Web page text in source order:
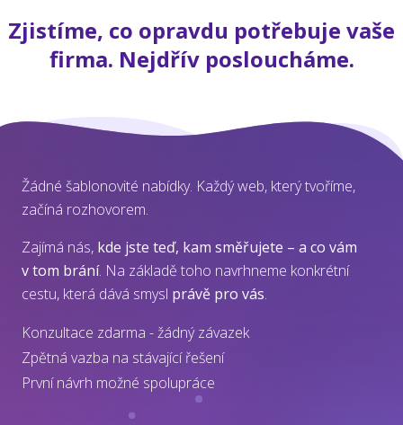
Zjistíme, co opravdu potřebuje vaše
firma. Nejdřív posloucháme.
Žádné šablonovité nabídky. Každý web, který tvoříme,
začíná rozhovorem.
Zajímá nás, kde jste teď, kam směřujete – a co vám
v tom brání. Na základě toho navrhneme konkrétní
cestu, která dává smysl právě pro vás.
Konzultace zdarma - žádný závazek
Zpětná vazba na stávající řešení
První návrh možné spolupráce